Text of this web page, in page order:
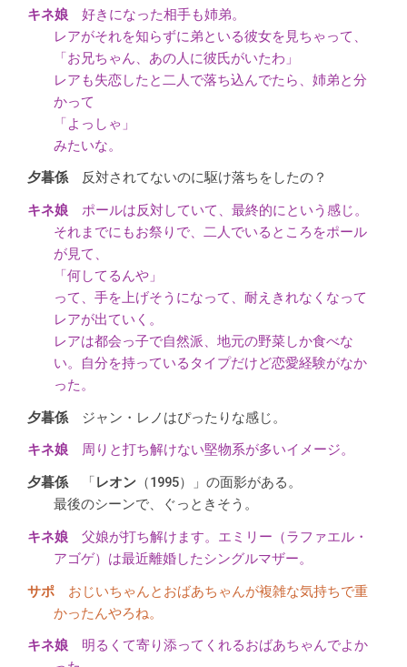
好きになった相手も姉弟。
レアがそれを知らずに弟といる彼女を見ちゃって、
「お兄ちゃん、あの人に彼氏がいたわ」
レアも失恋したと二人で落ち込んでたら、姉弟と分
かって
「よっしゃ」
みたいな。
反対されてないのに駆け落ちをしたの？
ポールは反対していて、最終的にという感じ。
それまでにもお祭りで、二人でいるところをポール
が見て、
「何してるんや」
って、手を上げそうになって、耐えきれなくなって
レアが出ていく。
レアは都会っ子で自然派、地元の野菜しか食べな
い。自分を持っているタイプだけど恋愛経験がなか
った。
ジャン・レノはぴったりな感じ。
周りと打ち解けない堅物系が多いイメージ。
「レオン （1995）」の面影がある。
最後のシーンで、ぐっときそう。
父娘が打ち解けます。エミリー（ラファエル・
アゴゲ）は最近離婚したシングルマザー。
おじいちゃんとおばあちゃんが複雑な気持ちで重
かったんやろね。
明るくて寄り添ってくれるおばあちゃんでよか